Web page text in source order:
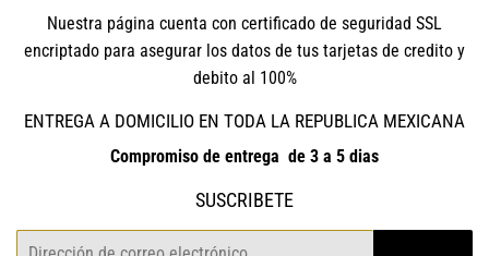
Nuestra página cuenta con certificado de seguridad SSL
encriptado para asegurar los datos de tus tarjetas de credito y
debito al 100%
ENTREGA A DOMICILIO EN TODA LA REPUBLICA MEXICANA
Compromiso de entrega de 3 a 5 dias
SUSCRIBETE
Correo